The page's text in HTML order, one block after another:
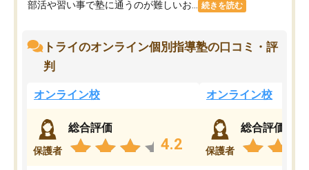
部活や習い事で塾に通うのが難しいお... 続きを読む
トライのオンライン個別指導塾の口コミ・評
判
オンライン校
保護者
総合評価
4.2
オンライン校
保護者
総合評価